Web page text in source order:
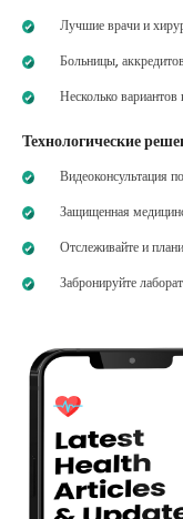
Лучшие врачи и
Больницы,
Несколько вариантов
Технологические
Видеоконсультация
Защищенная
Отслеживайте и
Забронируйте